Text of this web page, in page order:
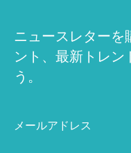
ニュースレターを
ント、最新トレン
う。
メールアドレス